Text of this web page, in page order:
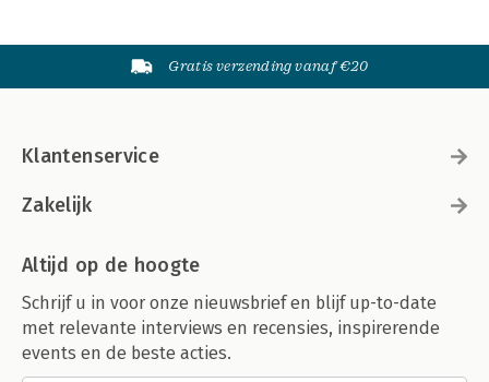
Gratis verzending vanaf €20
Klantenservice
Zakelijk
Altijd op de hoogte
Schrijf u in voor onze nieuwsbrief en blijf up-to-date
met relevante interviews en recensies, inspirerende
events en de beste acties.